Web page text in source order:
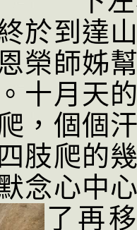
於到達
榮師姊
十月天
，個個
肢爬的
念心中
了再